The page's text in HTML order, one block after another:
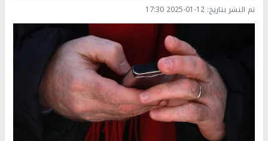
تم النشر بتاريخ: 2025-01-12 17:30